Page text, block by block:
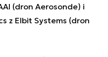
(dron Aerosonde) i
z Elbit Systems (dron